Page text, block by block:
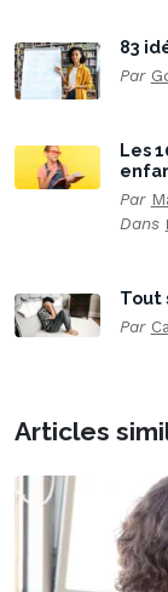
83
Par
Les
Par
Dans
Tout
Par
Articles